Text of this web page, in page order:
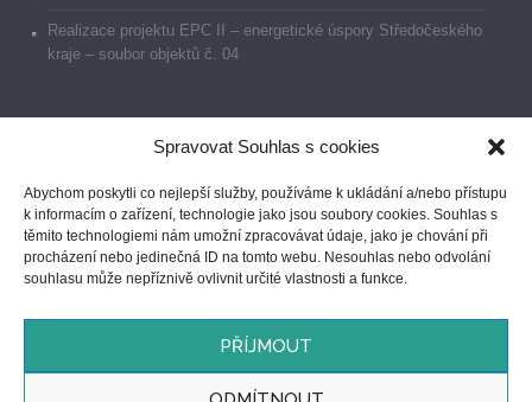
Spravovat Souhlas s cookies
Abychom poskytli co nejlepší služby, používáme k ukládání a/nebo přístupu
k informacím o zařízení, technologie jako jsou soubory cookies. Souhlas s
těmito technologiemi nám umožní zpracovávat údaje, jako je chování při
procházení nebo jedinečná ID na tomto webu. Nesouhlas nebo odvolání
souhlasu může nepříznivě ovlivnit určité vlastnosti a funkce.
PŘÍJMOUT
Realizace projektu EPC II – energetické úspory Středočeského
kraje – soubor objektů č. 04
Prohlášení o přístupnosti
GDPR